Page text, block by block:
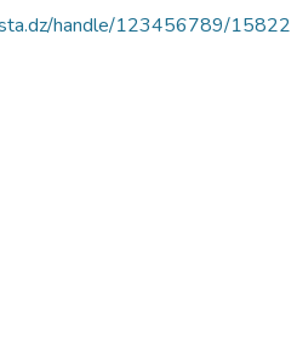
handle/123456789/15822